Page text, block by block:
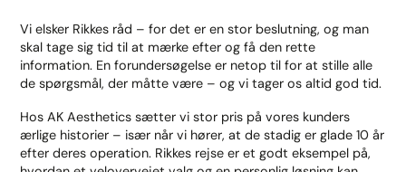
Vi elsker Rikkes råd – for det er en stor beslutning, og man
skal tage sig tid til at mærke efter og få den rette
information. En forundersøgelse er netop til for at stille alle
de spørgsmål, der måtte være – og vi tager os altid god tid.
Hos AK Aesthetics sætter vi stor pris på vores kunders
ærlige historier – især når vi hører, at de stadig er glade 10 år
efter deres operation. Rikkes rejse er et godt eksempel på,